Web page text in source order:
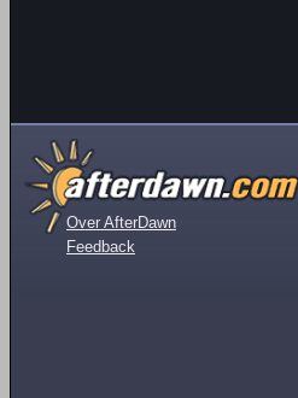
Over AfterDawn
Feedback